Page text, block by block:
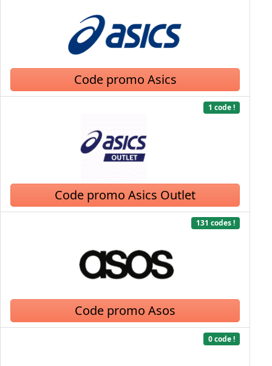
Code promo Asics
1 code !
Code promo Asics Outlet
131 codes !
Code promo Asos
0 code !